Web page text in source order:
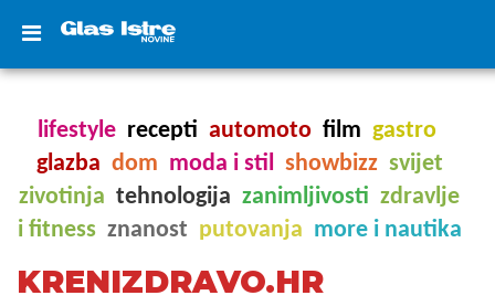
lifestyle recepti automoto film gastro
glazba dom moda i stil showbizz svijet
zivotinja tehnologija zanimljivosti zdravlje
i fitness znanost putovanja more i nautika
KRENIZDRAVO.HR